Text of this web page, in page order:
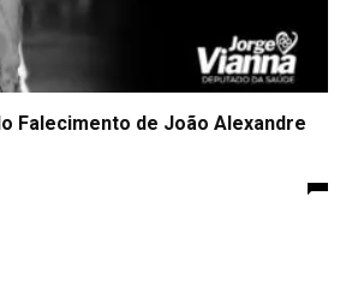
Falecimento de João Alexandre